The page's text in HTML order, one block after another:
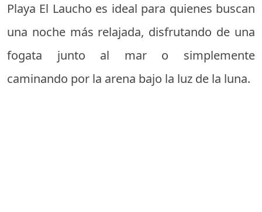
Playa El Laucho es ideal para quienes buscan
una noche más relajada, disfrutando de una
fogata junto al mar o simplemente
caminando por la arena bajo la luz de la luna.